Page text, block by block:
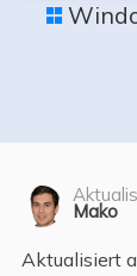

Mako
Aktualisiert